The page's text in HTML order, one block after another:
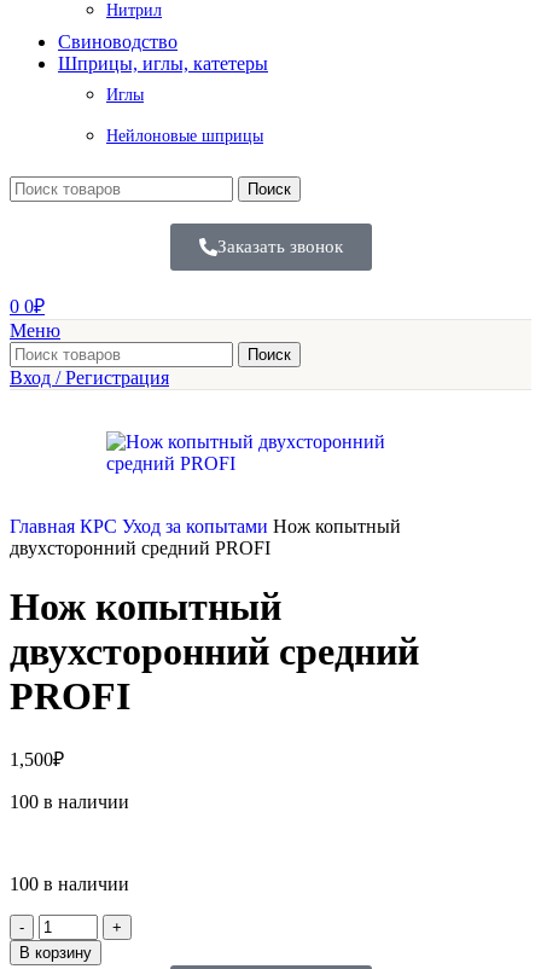
Нитрил
Свиноводство
Шприцы, иглы, катетеры
Иглы
Нейлоновые шприцы
Поиск
Заказать звонок
0 0₽
Меню
Поиск
Вход / Регистрация
Главная КРС Уход за копытами Нож копытный
двухсторонний средний PROFI
Нож копытный
двухсторонний средний
PROFI
1,500₽
100 в наличии
100 в наличии
В корзину